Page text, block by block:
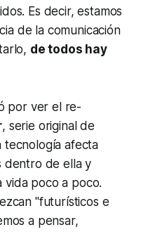
Es decir, estamos
de la comunicación
de todos hay
por ver el re-
, serie original de
tecnología afecta
dentro de ella y
vida poco a poco.
"futurísticos e
a pensar,